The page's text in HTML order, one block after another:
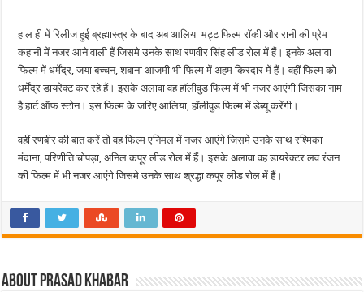
हाल ही में रिलीज हुई ब्रह्मास्त्र के बाद अब आलिया भट्ट फिल्म रॉकी और रानी की प्रेम
कहानी में नजर आने वाली हैं जिसमे उनके साथ रणवीर सिंह लीड रोल में हैं। इनके अलावा
फिल्म में धर्मेंद्र, जया बच्चन, शबाना आजमी भी फिल्म में अहम किरदार में हैं। वहीं फिल्म को
धर्मेंद्र डायरेक्ट कर रहे हैं। इसके अलावा वह हॉलीवुड फिल्म में भी नजर आएंगी जिसका नाम
है हार्ट ऑफ स्टोन। इस फिल्म के जरिए आलिया, हॉलीवुड फिल्म में डेब्यू करेंगी।
वहीं रणबीर की बात करें तो वह फिल्म एनिमल में नजर आएंगे जिसमे उनके साथ रश्मिका
मंदाना, परिणीति चोपड़ा, अनिल कपूर लीड रोल में हैं। इसके अलावा वह डायरेक्टर लव रंजन
की फिल्म में भी नजर आएंगे जिसमे उनके साथ श्रद्धा कपूर लीड रोल में हैं।
About Prasad Khabar